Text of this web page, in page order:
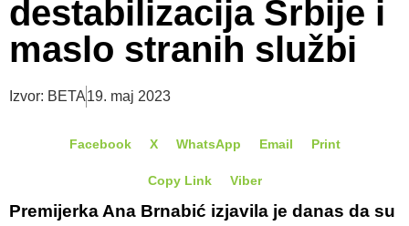
destabilizacija Srbije i
maslo stranih službi
Izvor: BETA19. maj 2023
Facebook X WhatsApp Email Print
Copy Link Viber
Premijerka Ana Brnabić izjavila je danas da su